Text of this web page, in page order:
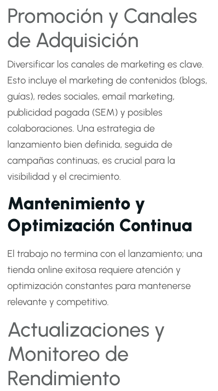
Promoción y Canales
de Adquisición
Diversificar los canales de marketing es clave.
Esto incluye el marketing de contenidos (blogs,
guías), redes sociales, email marketing,
publicidad pagada (SEM) y posibles
colaboraciones. Una estrategia de
lanzamiento bien definida, seguida de
campañas continuas, es crucial para la
visibilidad y el crecimiento.
Mantenimiento y
Optimización Continua
El trabajo no termina con el lanzamiento; una
tienda online exitosa requiere atención y
optimización constantes para mantenerse
relevante y competitivo.
Actualizaciones y
Monitoreo de
Rendimiento